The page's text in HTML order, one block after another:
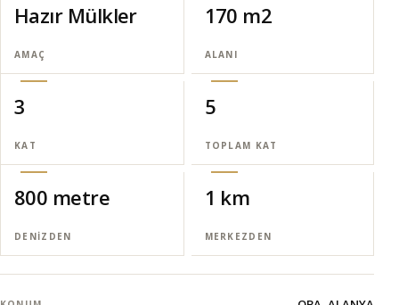
Hazır Mülkler
AMAÇ
170 m2
ALANI
3
KAT
5
TOPLAM KAT
800 metre
DENIZDEN
1 km
MERKEZDEN